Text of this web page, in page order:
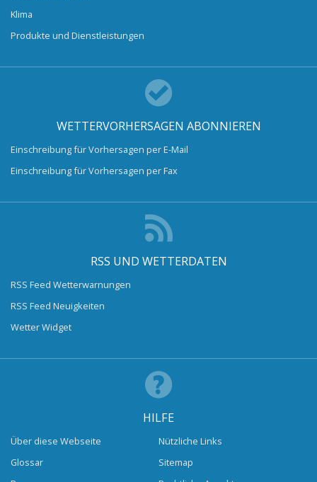
Klima
Produkte und Dienstleistungen
WETTERVORHERSAGEN ABONNIEREN
Einschreibung für Vorhersagen per E-Mail
Einschreibung für Vorhersagen per Fax
RSS UND WETTERDATEN
RSS Feed Wetterwarnungen
RSS Feed Neuigkeiten
Wetter Widget
HILFE
Über diese Webseite
Glossar
Nützliche Links
Sitemap